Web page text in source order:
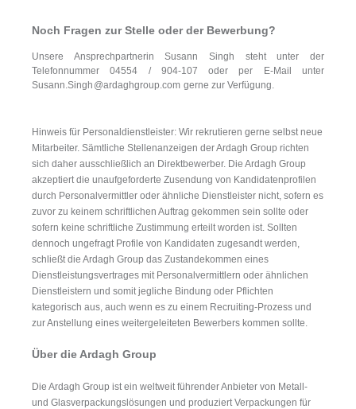
Noch Fragen zur Stelle oder der Bewerbung?
Unsere Ansprechpartnerin Susann Singh steht unter der
Telefonnummer 04554 / 904-107 oder per E-Mail unter
Susann.Singh @ardaghgroup.com gerne zur Verfügung.
Hinweis für Personaldienstleister: Wir rekrutieren gerne selbst neue
Mitarbeiter. Sämtliche Stellenanzeigen der Ardagh Group richten
sich daher ausschließlich an Direktbewerber. Die Ardagh Group
akzeptiert die unaufgeforderte Zusendung von Kandidatenprofilen
durch Personalvermittler oder ähnliche Dienstleister nicht, sofern es
zuvor zu keinem schriftlichen Auftrag gekommen sein sollte oder
sofern keine schriftliche Zustimmung erteilt worden ist. Sollten
dennoch ungefragt Profile von Kandidaten zugesandt werden,
schließt die Ardagh Group das Zustandekommen eines
Dienstleistungsvertrages mit Personalvermittlern oder ähnlichen
Dienstleistern und somit jegliche Bindung oder Pflichten
kategorisch aus, auch wenn es zu einem Recruiting-Prozess und
zur Anstellung eines weitergeleiteten Bewerbers kommen sollte.
Über die Ardagh Group
Die Ardagh Group ist ein weltweit führender Anbieter von Metall-
und Glasverpackungslösungen und produziert Verpackungen für